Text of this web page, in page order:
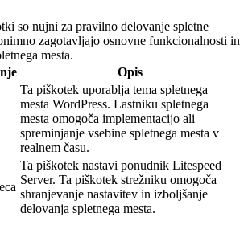
so nujni za pravilno delovanje spletne
zagotavljajo osnovne funkcionalnosti in
mesta.
Opis
Ta piškotek uporablja tema spletnega
mesta WordPress. Lastniku spletnega
mesta omogoča implementacijo ali
spreminjanje vsebine spletnega mesta v
realnem času.
Ta piškotek nastavi ponudnik Litespeed
Server. Ta piškotek strežniku omogoča
shranjevanje nastavitev in izboljšanje
delovanja spletnega mesta.